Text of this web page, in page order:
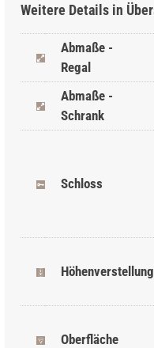
Weitere Details in
Abmaße -
Regal
Abmaße -
Schrank
Schloss
Höhenverstellung
Oberfläche